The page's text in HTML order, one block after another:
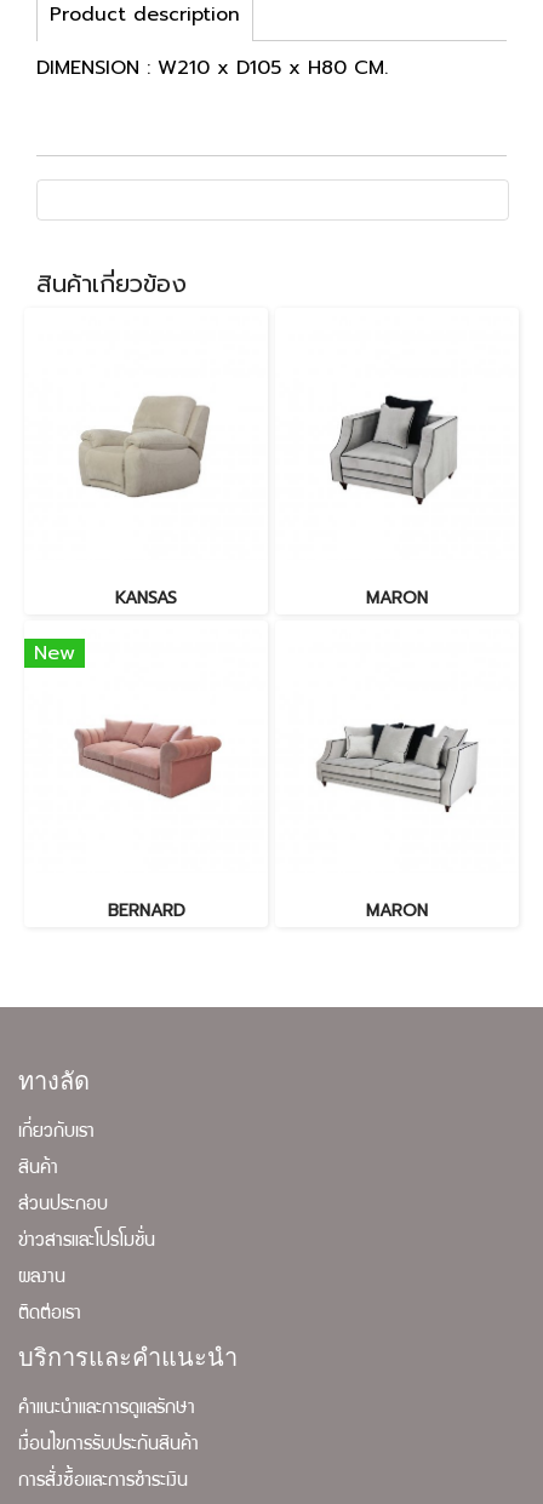
Product description
DIMENSION : W210 x D105 x H80 CM.
สินค้าเกี่ยวข้อง
KANSAS MARON
New
BERNARD MARON
ทางลัด
เกี่ยวกับเรา
สินค้า
ส่วนประกอบ
ข่าวสารและโปรโมชั่น
ผลงาน
ติดต่อเรา
บริการและคำแนะนำ
คำแนะนำและการดูแลรักษา
เงื่อนไขการรับประกันสินค้า
การสั่งซื้อและการชำระเงิน